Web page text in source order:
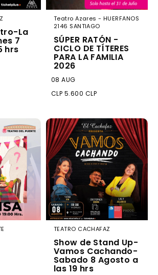
La
7
hrs
Teatro Azares - HUERFANOS
2146 SANTIAGO
SÚPER RATÓN -
CICLO DE TÍTERES
PARA LA FAMILIA
2026
08 AUG
CLP 5.600 CLP
TEATRO CACHAFAZ
Show de Stand Up-
Vamos Cachando-
Sabado 8 Agosto a
las 19 hrs